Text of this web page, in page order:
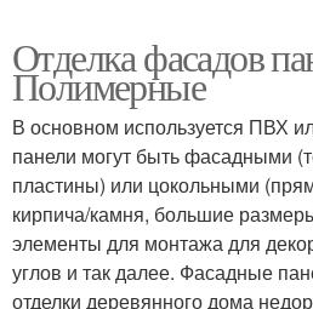
Отделка фасадов
Полимерные
В основном используется ПВХ
панели могут быть фасадными
пластины) или цокольными
кирпича/камня, большие
элементы для монтажа для
углов и так далее. Фасадные
отделки деревянного дома